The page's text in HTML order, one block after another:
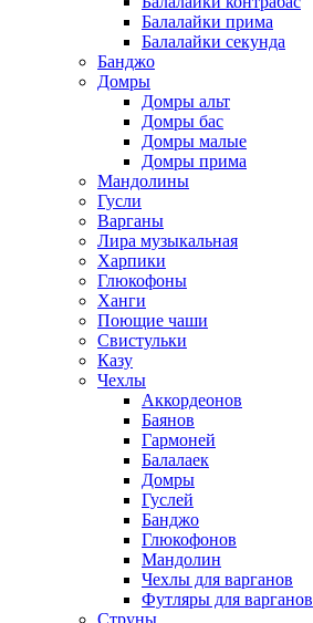
Балалайки прима
Балалайки секунда
Банджо
Домры
Домры альт
Домры бас
Домры малые
Домры прима
Мандолины
Гусли
Варганы
Лира музыкальная
Харпики
Глюкофоны
Ханги
Поющие чаши
Свистульки
Казу
Чехлы
Аккордеонов
Баянов
Гармоней
Балалаек
Домры
Гуслей
Банджо
Глюкофонов
Мандолин
Чехлы для варганов
Футляры для варганов
Струны